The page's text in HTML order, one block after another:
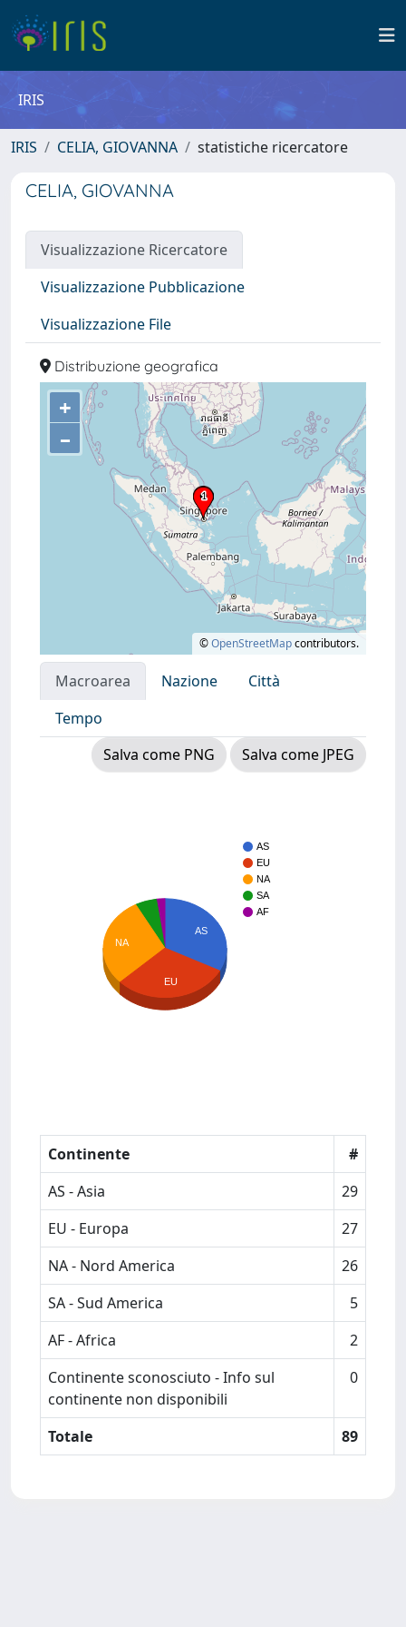
IRIS
IRIS CELIA, GIOVANNA statistiche ricercatore
CELIA, GIOVANNA
Visualizzazione Ricercatore
Visualizzazione Pubblicazione
Visualizzazione File
Distribuzione geografica
+
–
©OpenStreetMapcontributors.
Macroarea Nazione
Città
Tempo
Salva come PNG
Salva come JPEG
AS
EU
NA
SA
AF
AS
NA
EU
Continente
#
AS - Asia
29
EU - Europa
27
NA - Nord America
26
SA - Sud America
5
AF - Africa
2
Continente sconosciuto - Info sul
continente non disponibili
0
Totale 89